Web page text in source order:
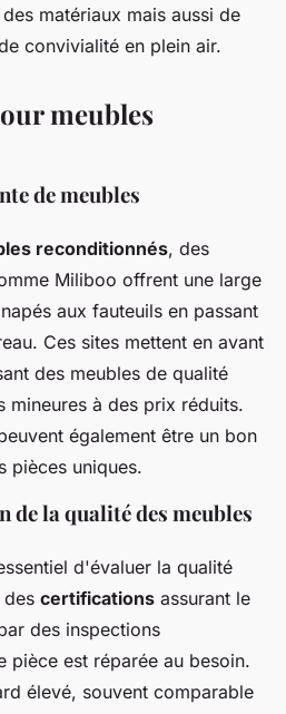
matériaux mais aussi de
convivialité en plein air.
meubles
de meubles
reconditionnés, des
Miliboo offrent une large
aux fauteuils en passant
Ces sites mettent en avant
des meubles de qualité
mineures à des prix réduits.
également être un bon
pièces uniques.
de la qualité des meubles
d'évaluer la qualité
des certifications assurant le
des inspections
pièce est réparée au besoin.
élevé, souvent comparable